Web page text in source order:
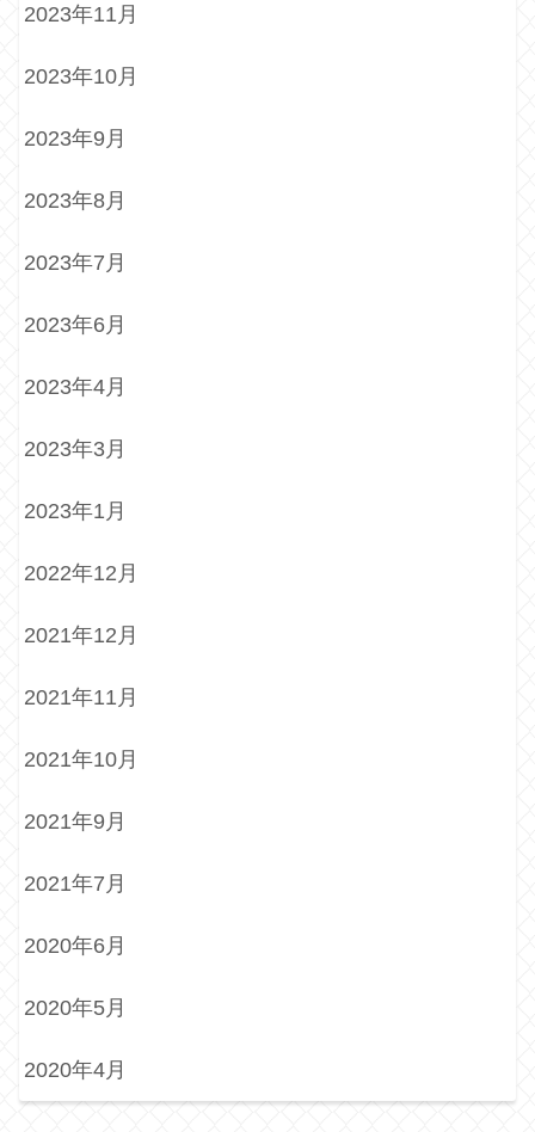
2023年11月
2023年10月
2023年9月
2023年8月
2023年7月
2023年6月
2023年4月
2023年3月
2023年1月
2022年12月
2021年12月
2021年11月
2021年10月
2021年9月
2021年7月
2020年6月
2020年5月
2020年4月